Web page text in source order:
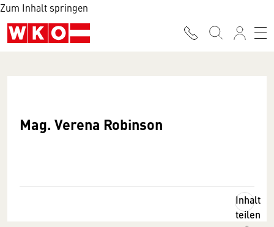
Zum Inhalt springen
Mag. Verena Robinson
Inhalt
teilen